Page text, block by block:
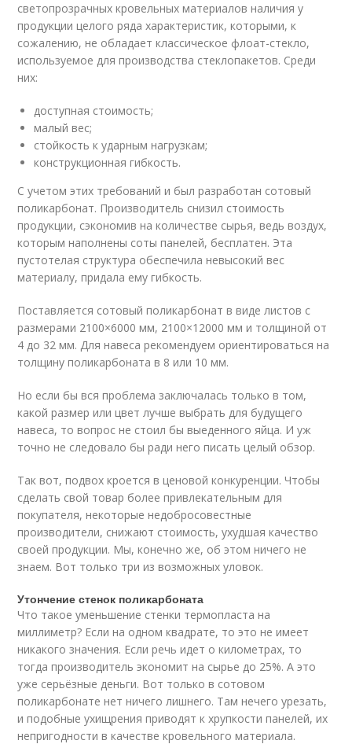
светопрозрачных кровельных материалов наличия у
продукции целого ряда характеристик, которыми, к
сожалению, не обладает классическое флоат-стекло,
используемое для производства стеклопакетов. Среди
них:
доступная стоимость;
малый вес;
стойкость к ударным нагрузкам;
конструкционная гибкость.
С учетом этих требований и был разработан сотовый
поликарбонат. Производитель снизил стоимость
продукции, сэкономив на количестве сырья, ведь воздух,
которым наполнены соты панелей, бесплатен. Эта
пустотелая структура обеспечила невысокий вес
материалу, придала ему гибкость.
Поставляется сотовый поликарбонат в виде листов с
размерами 2100×6000 мм, 2100×12000 мм и толщиной от
4 до 32 мм. Для навеса рекомендуем ориентироваться на
толщину поликарбоната в 8 или 10 мм.
Но если бы вся проблема заключалась только в том,
какой размер или цвет лучше выбрать для будущего
навеса, то вопрос не стоил бы выеденного яйца. И уж
точно не следовало бы ради него писать целый обзор.
Так вот, подвох кроется в ценовой конкуренции. Чтобы
сделать свой товар более привлекательным для
покупателя, некоторые недобросовестные
производители, снижают стоимость, ухудшая качество
своей продукции. Мы, конечно же, об этом ничего не
знаем. Вот только три из возможных уловок.
Утончение стенок поликарбоната
Что такое уменьшение стенки термопласта на
миллиметр? Если на одном квадрате, то это не имеет
никакого значения. Если речь идет о километрах, то
тогда производитель экономит на сырье до 25%. А это
уже серьёзные деньги. Вот только в сотовом
поликарбонате нет ничего лишнего. Там нечего урезать,
и подобные ухищрения приводят к хрупкости панелей, их
непригодности в качестве кровельного материала.